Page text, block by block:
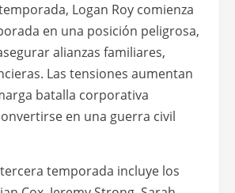
Logan Roy comienza
en una posición peligrosa,
alianzas familiares,
Las tensiones aumentan
batalla corporativa
en una guerra civil
temporada incluye los